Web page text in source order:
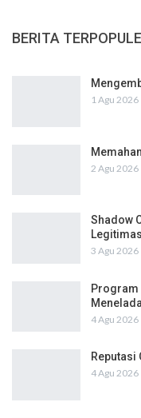
BERITA
1 Agu 2026
2 Agu 2026
Shadow
3 Agu 2026
Program
4 Agu 2026
Reputasi
4 Agu 2026